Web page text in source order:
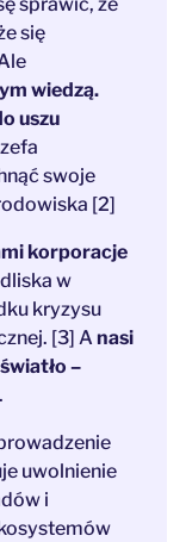
się
wiedzą.
uszu
swoje
[2]
korporacje
w
kryzysu
[3] A nasi
–
.
uwolnienie
i